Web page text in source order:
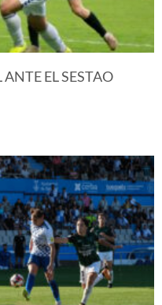
EL SESTAO